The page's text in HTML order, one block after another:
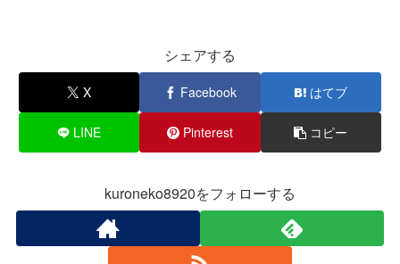
シェアする
X Facebook はてブ
LINE Pinterest コピー
kuroneko8920をフォローする